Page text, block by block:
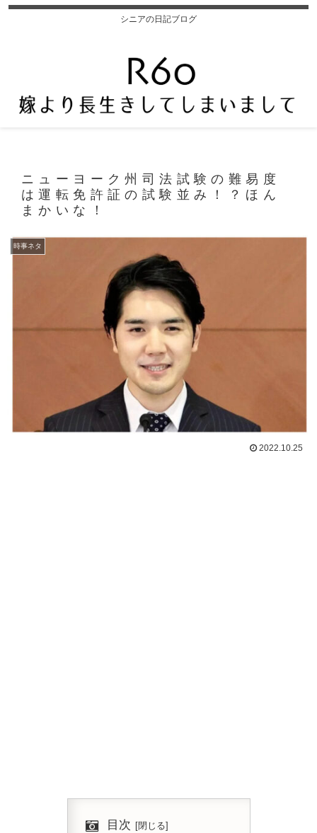
シニアの日記ブログ
ニューヨーク州司法試験の難易度
は運転免許証の試験並み！？ほん
まかいな！
時事ネタ
2022.10.25
目次